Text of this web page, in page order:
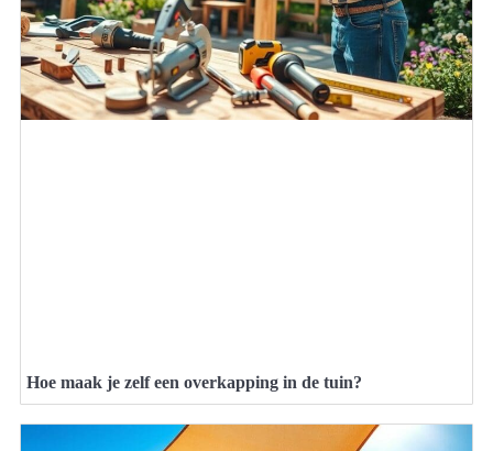
Hoe maak je zelf een overkapping in de tuin?